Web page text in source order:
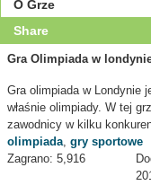
O Grze
Share
Gra Olimpiada w
Gra olimpiada w Londynie
właśnie olimpiady. W tej
zawodnicy w kilku
olimpiada, gry sportowe
Zagrano: 5,916